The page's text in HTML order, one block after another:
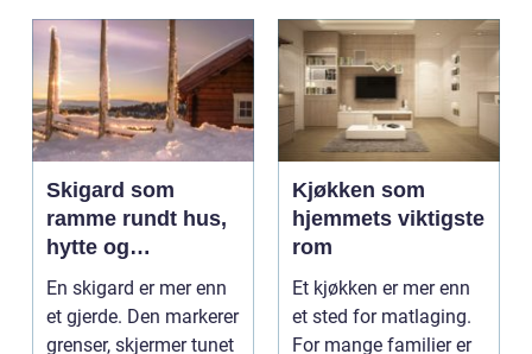
Skigard som
ramme rundt hus,
hytte og
kulturlandskap
En skigard er mer enn
et gjerde. Den markerer
grenser, skjermer tunet
Kjøkken som
hjemmets viktigste
rom
Et kjøkken er mer enn
et sted for matlaging.
For mange familier er